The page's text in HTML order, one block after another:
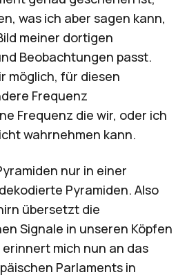
was ich aber sagen kann,
meiner dortigen
Beobachtungen passt.
möglich, für diesen
Frequenz
Frequenz die wir, oder ich
wahrnehmen kann.
nur in einer
Pyramiden. Also
übersetzt die
Signale in unseren Köpfen
erinnert mich nun an das
Parlaments in